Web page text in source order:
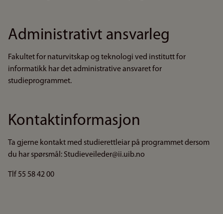
Administrativt ansvarleg
Fakultet for naturvitskap og teknologi ved institutt for
informatikk har det administrative ansvaret for
studieprogrammet.
Kontaktinformasjon
Ta gjerne kontakt med studierettleiar på programmet dersom
du har spørsmål: Studieveileder@ii.uib.no
Tlf 55 58 42 00